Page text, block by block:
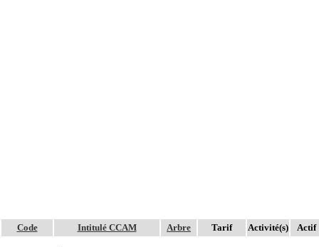
Code Intitulé CCAM Arbre Tarif Activité(s) Actif